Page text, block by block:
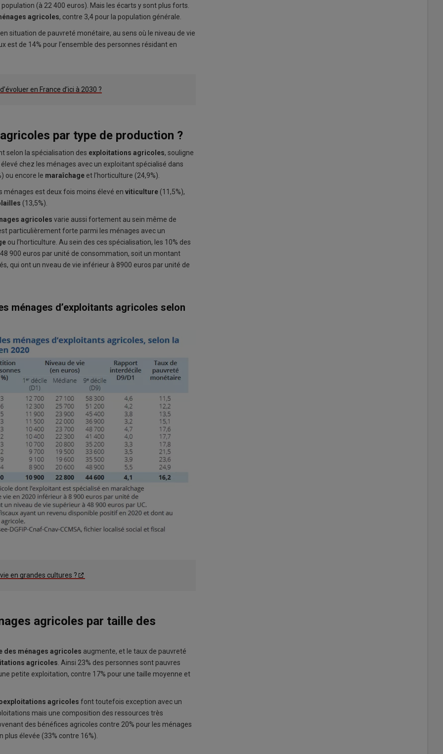
(à 22 400 euros). Mais les écarts y sont plus forts.
agricoles, contre 3,4 pour la population générale.
situation de pauvreté monétaire, au sens où le niveau de vie
est de 14% pour l’ensemble des personnes résidant en
en France d’ici à 2030 ?
par type de production ?
selon la spécialisation des exploitations agricoles, souligne
chez les ménages avec un exploitant spécialisé dans
ou encore le maraîchage et l’horticulture (24,9%).
ménages est deux fois moins élevé en viticulture (11,5%),
(13,5%).
agricoles varie aussi fortement au sein même de
particulièrement forte parmi les ménages avec un
ou l’horticulture. Au sein des ces spécialisation, les 10% des
900 euros par unité de consommation, soit un montant
qui ont un nveau de vie inférieur à 8900 euros par unité de
ménages d’exploitants agricoles selon
en grandes cultures ?
agricoles par taille des
des ménages agricoles augmente, et le taux de pauvreté
agricoles. Ainsi 23% des personnes sont pauvres
petite exploitation, contre 17% pour une taille moyenne et
agricoles font toutefois exception avec un
mais une composition des ressources très
des bénéfices agricoles contre 20% pour les ménages
élevée (33% contre 16%).